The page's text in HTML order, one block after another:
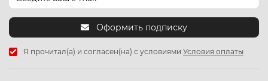
Оформить подписку
Я прочитал(а) и согласен(на) с условиями Условия оплаты